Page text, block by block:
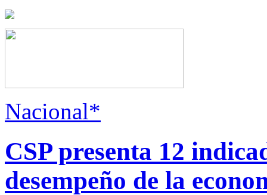
Nacional*
CSP presenta 12
desempeño de la